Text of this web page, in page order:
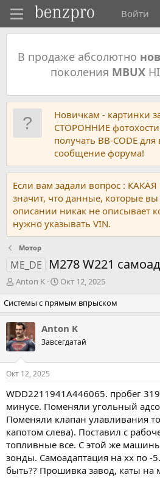
Войти
В продаже абсолютно
поколения MBUX
Новичкам - картинки
СТОРОННИЕ
получать BB-CODE
сообщение форума!
Если вам задали вопрос :
значит, что данные, которые
описании никак не описывает
нужно указывать VIN.
Мотор
ME_DE M278 W221
А
т
о
р
т
е
м
Anton K
Д
т
а
н
а
ч
а
Окт 12, 2025
Системы с прямым впрыском
Anton K
Завсегдатай
Окт 12, 2025
WDD2211941A446065. пробег
минусе. Поменяли угольный
Поменяли клапан улавливания
капотом слева). Поставил с
топливные все. С этой же
зонды. Самоадаптация на хх по -
быть?? Прошивка завод, каты на